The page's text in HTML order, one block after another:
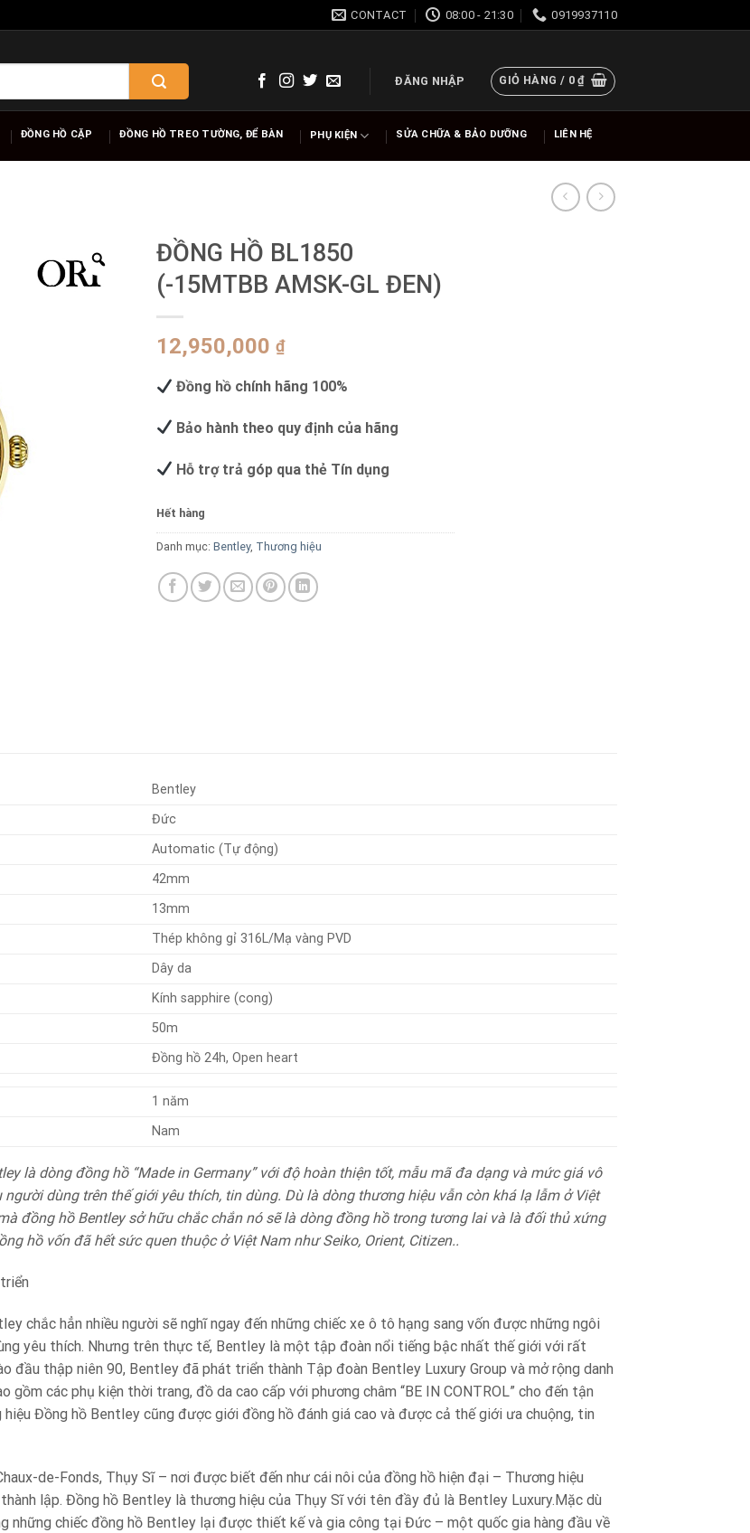
CONTACT 08:00 - 21:30 0919937110
ĐĂNG NHẬP GIỎ HÀNG / 0₫
ĐỒNG HỒ CẶP ĐỒNG HỒ TREO TƯỜNG, ĐỂ BÀN PHỤ KIỆN SỬA CHỮA & BẢO DƯỠNG LIÊN HỆ
ĐỒNG HỒ BL1850
(-15MTBB AMSK-GL ĐEN)
12,950,000 ₫
Đồng hồ chính hãng 100%
Bảo hành theo quy định của hãng
Hỗ trợ trả góp qua thẻ Tín dụng
Hết hàng
Danh mục: Bentley, Thương hiệu
Bentley
Đức
Automatic (Tự động)
42mm
13mm
Thép không gỉ 316L/Mạ vàng PVD
Dây da
Kính sapphire (cong)
50m
Đồng hồ 24h, Open heart
1 năm
Nam
là dòng đồng hồ “Made in Germany” với độ hoàn thiện tốt, mẫu mã đa dạng và mức giá vô
dùng trên thế giới yêu thích, tin dùng. Dù là dòng thương hiệu vẫn còn khá lạ lẫm ở Việt
đồng hồ Bentley sở hữu chắc chắn nó sẽ là dòng đồng hồ trong tương lai và là đối thủ xứng
hồ vốn đã hết sức quen thuộc ở Việt Nam như Seiko, Orient, Citizen..
chắc hẳn nhiều người sẽ nghĩ ngay đến những chiếc xe ô tô hạng sang vốn được những ngôi
yêu thích. Nhưng trên thực tế, Bentley là một tập đoàn nổi tiếng bậc nhất thế giới với rất
đầu thập niên 90, Bentley đã phát triển thành Tập đoàn Bentley Luxury Group và mở rộng danh
gồm các phụ kiện thời trang, đồ da cao cấp với phương châm “BE IN CONTROL” cho đến tận
hiệu Đồng hồ Bentley cũng được giới đồng hồ đánh giá cao và được cả thế giới ưa chuộng, tin
de-Fonds, Thụy Sĩ – nơi được biết đến như cái nôi của đồng hồ hiện đại – Thương hiệu
lập. Đồng hồ Bentley là thương hiệu của Thụy Sĩ với tên đầy đủ là Bentley Luxury.Mặc dù
những chiếc đồng hồ Bentley lại được thiết kế và gia công tại Đức – một quốc gia hàng đầu về